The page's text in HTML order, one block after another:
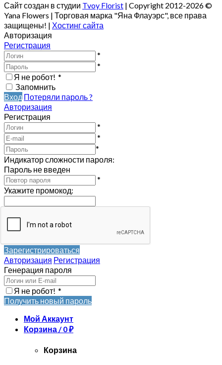
Сайт создан в студии Tvoy Florist | Copyright 2012-2026 ©
Yana Flowers | Торговая марка "Яна Флауэрс", все права
защищены! | Хостинг сайта
Авторизация
Регистрация
*
*
Я не робот! *
Запомнить
Вход Потеряли пароль ?
Авторизация
Регистрация
*
*
*
Индикатор сложности пароля:
Пароль не введен
*
Укажите промокод:
Зарегистрироваться
Авторизация Регистрация
Генерация пароля
Я не робот! *
Получить новый пароль
Мой Аккаунт
Корзина /0₽
Корзина